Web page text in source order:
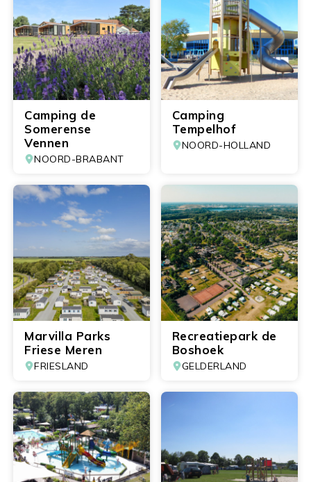
Camping de
Somerense
Vennen
NOORD-BRABANT
Camping
Tempelhof
NOORD-HOLLAND
Marvilla Parks
Friese Meren
FRIESLAND
Recreatiepark de
Boshoek
GELDERLAND